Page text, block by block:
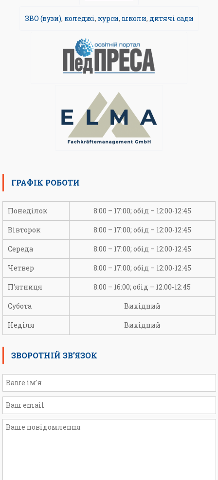
ЗВО (вузи), коледжі, курси, школи, дитячі сади
ГРАФІК РОБОТИ
Понеділок 8:00 – 17:00; обід – 12:00-12:45
Вівторок 8:00 – 17:00; обід – 12:00-12:45
Середа 8:00 – 17:00; обід – 12:00-12:45
Четвер 8:00 – 17:00; обід – 12:00-12:45
П’ятниця 8:00 – 16:00; обід – 12:00-12:45
Субота Вихідний
Неділя Вихідний
ЗВОРОТНІЙ ЗВ’ЯЗОК